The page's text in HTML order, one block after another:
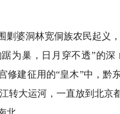
婆洞林宽侗族农民起义
为巢，日月穿不透”的深
修建征用的“皇木”中，黔
转大运河，一直放到北京